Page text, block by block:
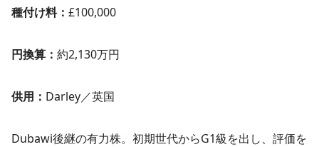
種付け料： £100,000
円換算： 約2,130万円
供用： Darley／英国
Dubawi後継の有力株。初期世代からG1級を出し、評価を